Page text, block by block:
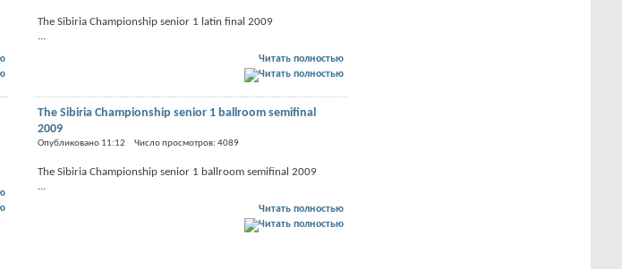
The Sibiria Championship senior 1 latin final 2009
Читать полностью
The Sibiria Championship senior 1 ballroom semifinal
2009
Опубликовано 11:12 Число просмотров: 4089
The Sibiria Championship senior 1 ballroom semifinal 2009
Читать полностью